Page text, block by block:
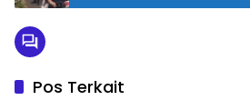
Pos Terkait